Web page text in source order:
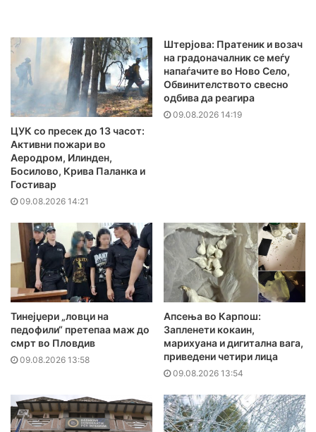
ЦУК со пресек до 13 часот:
Активни пожари во
Аеродром, Илинден,
Босилово, Крива Паланка и
Гостивар
09.08.2026 14:21
Штерјова: Пратеник и возач
на градоначалник се меѓу
напаѓачите во Ново Село,
Обвинителството свесно
одбива да реагира
09.08.2026 14:19
Тинејџери „ловци на
педофили“ претепаа маж до
смрт во Пловдив
09.08.2026 13:58
Апсења во Карпош:
Запленети кокаин,
марихуана и дигитална вага,
приведени четири лица
09.08.2026 13:54